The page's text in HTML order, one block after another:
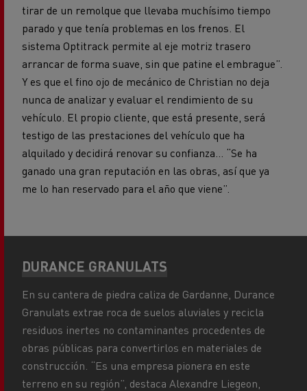
tirar de un remolque que llevaba muchísimo tiempo
parado y que tenía problemas en los frenos. El
sistema Optitrack permite al eje motriz trasero
arrancar de forma suave, sin que patine el embrague”.
Y es que el fino ojo de mecánico de Christian no deja
nunca de analizar y evaluar el rendimiento de su
vehículo. El propio cliente, que está presente, será
testigo de las prestaciones del vehículo que ha
alquilado y decidirá renovar su confianza... “Se ha
ganado una gran reputación en las obras, así que ya
me lo han reservado para el año que viene”.
DURANCE GRANULATS
En su cantera de piedra caliza de Gardanne, Durance
Granulats extrae roca de suelos aluviales y recicla
residuos inertes no contaminantes procedentes de
obras públicas para convertirlos en materiales de
construcción. “Es una empresa pionera en este
terreno en su región”, destaca Alexandre Liegeon,